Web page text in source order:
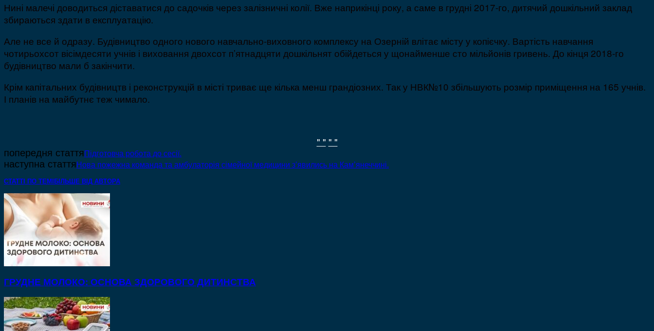
Нині малечі доводиться діставатися до садочків через залізничні колії. Вже наприкінці року, а саме в грудні 2017-го, дитячий дошкільний заклад
збираються здати в експлуатацію.
Але не все й одразу. Будівництво одного нового навчально-виховного комплексу на Озерній влітає місту у копієчку. Вартість навчання
чотирьохсот вісімдесяти учнів і виховання двохсот п’ятнадцяти дошкільнят обійдеться у щонайменше сто мільйонів гривень. До кінця 2018-го
будівництво мали б закінчити.
Крім капітальних будівництв і реконструкцій в місті триває ще кілька менш грандіозних. Так у НВК№10 збільшують розмір приміщення на 165 учнів.
І планів на майбутнє теж чимало.
" " " "
попередня статтяПідготовча робота до сесії.
наступна статтяНова пожежна команда та амбулаторія сімейної медицини з’явились на Кам’янеччині.
СТАТТІ ПО ТЕМІ БІЛЬШЕ ВІД АВТОРА
ГРУДНЕ МОЛОКО: ОСНОВА ЗДОРОВОГО ДИТИНСТВА